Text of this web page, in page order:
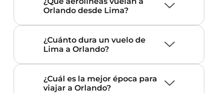
Orlando desde Lima?
¿Cuánto dura un vuelo de
Lima a Orlando?
¿Cuál es la mejor época para
viajar a Orlando?